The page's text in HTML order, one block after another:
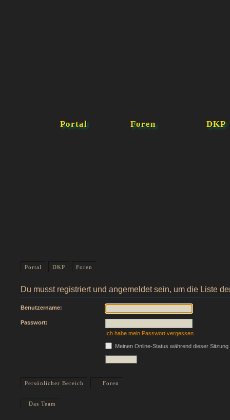
Portal Foren DKP
Portal DKP Foren
Du musst registriert und angemeldet sein, um die Liste
Benutzername:
Passwort:
Ich habe mein Passwort vergessen
Meinen Online-Status während dieser
Persönlicher Bereich Foren
Das Team